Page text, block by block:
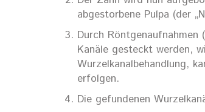
abgestorbene Pulpa (der
Durch
Kanäle gesteckt werden,
Wurzelkanalbehandlung,
erfolgen.
Die gefundenen